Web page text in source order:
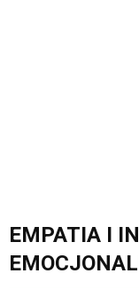
EMPATIA I